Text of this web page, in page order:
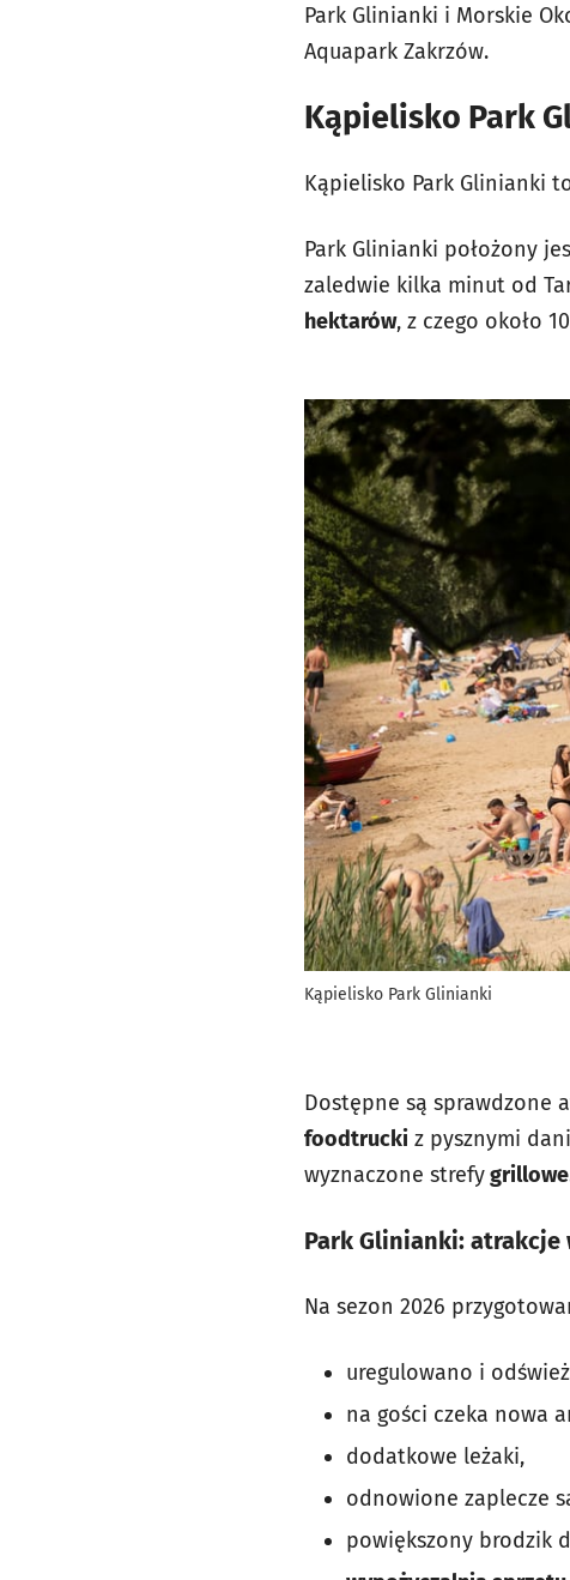
Park Glinianki i Morskie
Aquapark Zakrzów.
Kąpielisko Park
Kąpielisko Park Glinianki
Park Glinianki położony
zaledwie kilka minut od
hektarów, z czego około
Kąpielisko Park Glinianki
Dostępne są sprawdzone
foodtrucki z pysznymi
wyznaczone strefygrillowe
Park Glinianki: atrakcje
Na sezon 2026
uregulowano i
na gości czeka nowa
dodatkowe leżaki,
odnowione zaplecze
powiększony brodzik